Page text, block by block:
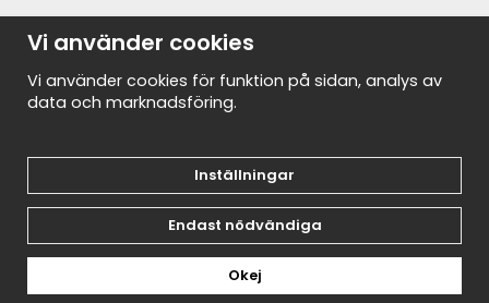
PRENUMERERA PÅ NYHETSBREVET FÖR VÅRA BÄSTA
ERBJUDANDEN OCH NYHETER!
E-
postadress
Drift & produktion:Wikinggruppen
Vi använder cookies
Vi använder cookies för funktion på sidan, analys av
data och marknadsföring.
Inställningar
Endast nödvändiga
Okej